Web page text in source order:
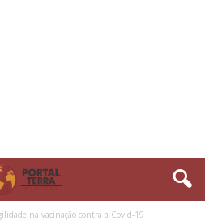
na vacinação contra a Covid-19